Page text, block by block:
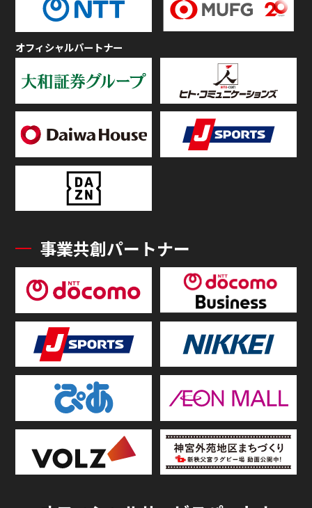
オフィシャルパートナー
事業共創パートナー